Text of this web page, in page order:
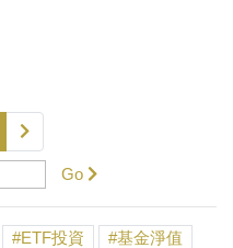
Go
ETF投資
基金淨值